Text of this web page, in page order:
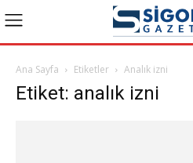
Ana Sayfa Etiketler Analık izni
Etiket: analık izni